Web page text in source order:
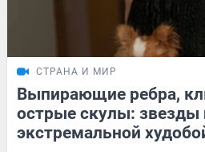
СТРАНА И МИР
Выпирающие ребра,
острые скулы:
экстремальной